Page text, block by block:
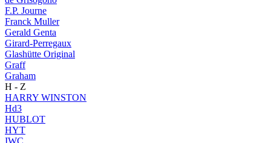
F.P. Journe
Franck Muller
Gerald Genta
Girard-Perregaux
Glashütte Original
Graff
Graham
H - Z
HARRY WINSTON
Hd3
HUBLOT
HYT
IWC